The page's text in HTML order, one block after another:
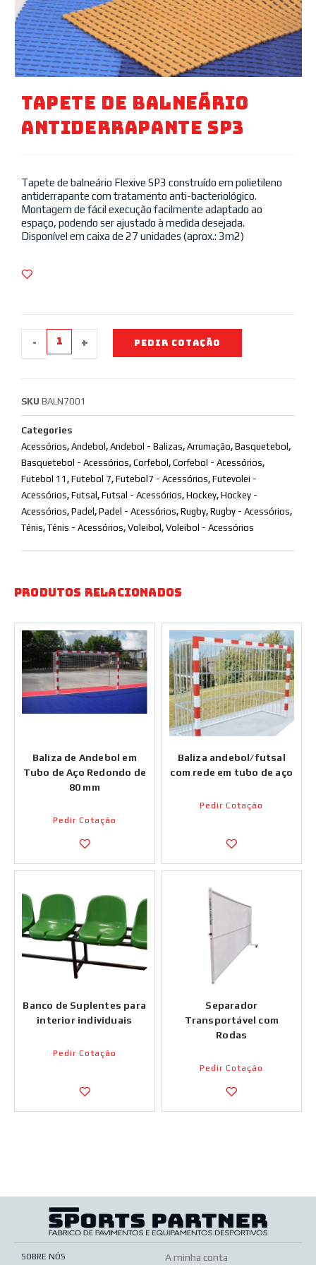
Tapete De Balneário
Antiderrapante SP3
Tapete de balneário Flexive SP3 construído em polietileno
antiderrapante com tratamento anti-bacteriológico.
Montagem de fácil execução facilmente adaptado ao
espaço, podendo ser ajustado à medida desejada.
Disponível em caixa de 27 unidades (aprox.: 3m2)
- + PEDIR COTAÇÃO
SKU BALN7001
Categories
Acessórios, Andebol , Andebol - Balizas, Arrumação, Basquetebol ,
Basquetebol - Acessórios, Corfebol , Corfebol - Acessórios,
Futebol 11 , Futebol 7, Futebol7 - Acessórios, Futevolei -
Acessórios, Futsal , Futsal - Acessórios, Hockey, Hockey -
Acessórios, Padel , Padel - Acessórios, Rugby, Rugby - Acessórios,
Ténis, Ténis - Acessórios, Voleibol , Voleibol - Acessórios
Produtos Relacionados
Baliza de Andebol em
Tubo de Aço Redondo de
80 mm
Pedir Cotação
Baliza andebol/futsal
com rede em tubo de aço
Pedir Cotação
Banco de Suplentes para
interior individuais
Pedir Cotação
Separador
Transportável com
Rodas
Pedir Cotação
SOBRE NÓS A minha conta